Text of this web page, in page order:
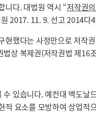
니다. 대법원 역시 “저작권
2017. 11. 9. 선고 2014다
했다는 사정만으로 저
상 복제권(저작권법 제16
있습니다. 예컨대 맥도날
요소를 모방하여 상업적